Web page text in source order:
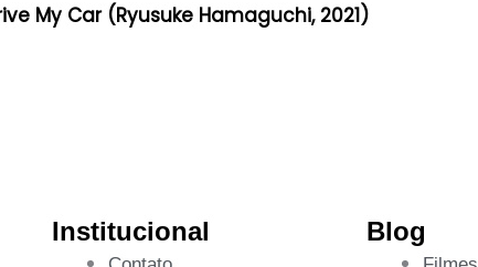
My Car (Ryusuke Hamaguchi, 2021)
Institucional Blog